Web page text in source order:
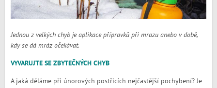
Jednou z velkých chyb je aplikace přípravků při mrazu anebo v době,
kdy se dá mráz očekávat.
VYVARUJTE SE ZBYTEČNÝCH CHYB
A jaká děláme při únorových postřicích nejčastější pochybení? Je